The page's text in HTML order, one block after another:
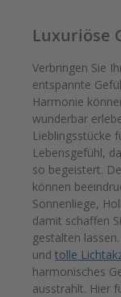
Luxuriöse
Verbringen Sie
entspannte
Harmonie
wunderbar
Lieblingsstücke
Lebensgefühl,
so begeistert.
können
Sonnenliege,
damit schaffen
gestalten
und tolle
harmonisches
ausstrahlt. Hier